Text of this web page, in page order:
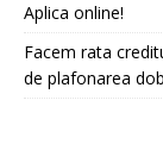
Aplica online!
Facem rata
de plafonarea